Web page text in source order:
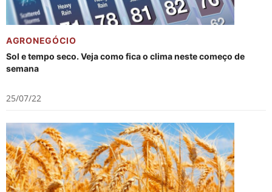
AGRONEGÓCIO
Sol e tempo seco. Veja como fica o clima neste começo de
semana
25/07/22